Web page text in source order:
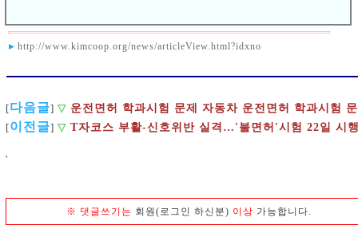
▸ http://www.kimcoop.org/news/articleView.html?idxno
[다음글] ▽ 운전면허 학과시험 문제 자동차 운전면허 학과시험
[이전글] ▽ T자코스 부활-신호위반 실격…'불면허'시험 22일 시
'
※ 댓글쓰기는 회원(로그인 하신분) 이상 가능합니다.